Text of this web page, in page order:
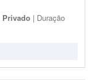
Privado | Duração